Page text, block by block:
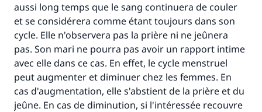
aussi long temps que le sang continuera de couler
et se considérera comme étant toujours dans son
cycle. Elle n'observera pas la prière ni ne jeûnera
pas. Son mari ne pourra pas avoir un rapport intime
avec elle dans ce cas. En effet, le cycle menstruel
peut augmenter et diminuer chez les femmes. En
cas d'augmentation, elle s'abstient de la prière et du
jeûne. En cas de diminution, si l'intéressée recouvre